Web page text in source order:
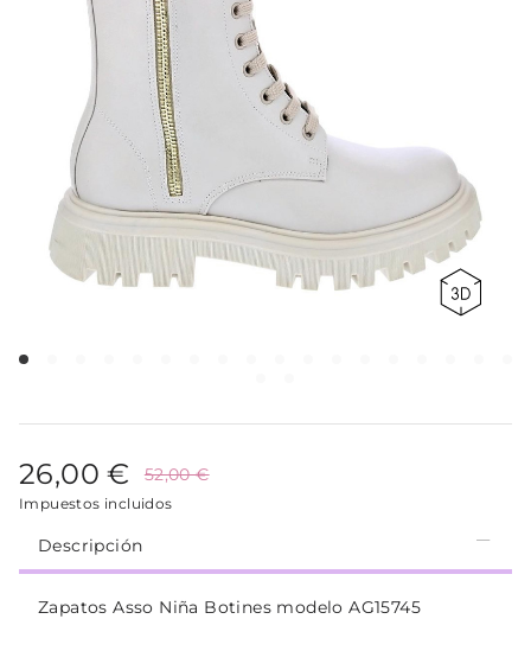
26,00 € 52,00 €
Impuestos incluidos
Descripción
Zapatos Asso Niña Botines modelo AG15745